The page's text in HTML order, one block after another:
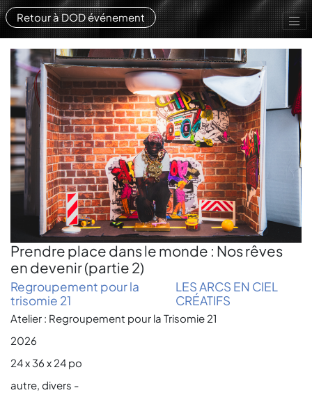
Retour à DOD événement
Prendre place dans le monde : Nos rêves
en devenir (partie 2)
Regroupement pour la
trisomie 21
LES ARCS EN CIEL
CRÉATIFS
Atelier : Regroupement pour la Trisomie 21
2026
24 x 36 x 24 po
autre, divers -